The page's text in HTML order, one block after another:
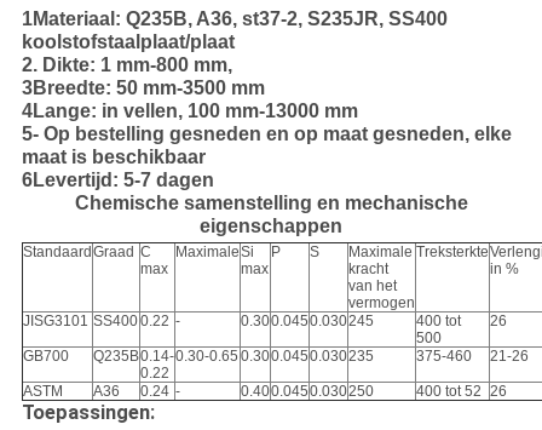
1Materiaal: Q235B, A36, st37-2, S235JR, SS400
koolstofstaalplaat/plaat
2. Dikte: 1 mm-800 mm,
3Breedte: 50 mm-3500 mm
4Lange: in vellen, 100 mm-13000 mm
5- Op bestelling gesneden en op maat gesneden, elke
maat is beschikbaar
6Levertijd: 5-7 dagen
Chemische samenstelling en mechanische
eigenschappen
Standaard Graad C
max
MaximaleSi
max
P S
Maximale
kracht
van het
vermogen
Treksterkte
in %
JISG3101 SS4000.22 - 0.300.0450.030245
400 tot
500
26
GB700 Q235B0.14-
0.22
0.30-0.65 0.300.0450.030235 375-460 21-26
ASTM A36 0.24 - 0.400.0450.030250 400 tot 52 26
Toepassingen: